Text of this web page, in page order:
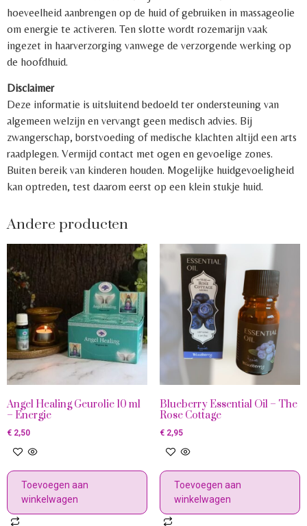
hoeveelheid aanbrengen op de huid of gebruiken in massageolie
om energie te activeren. Ten slotte wordt rozemarijn vaak
ingezet in haarverzorging vanwege de verzorgende werking op
de hoofdhuid.
Disclaimer
Deze informatie is uitsluitend bedoeld ter ondersteuning van
algemeen welzijn en vervangt geen medisch advies. Bij
zwangerschap, borstvoeding of medische klachten altijd een arts
raadplegen. Vermijd contact met ogen en gevoelige zones.
Buiten bereik van kinderen houden. Mogelijke huidgevoeligheid
kan optreden, test daarom eerst op een klein stukje huid.
Andere producten
Angel Healing Geurolie 10 ml
– Energie
€ 2,50
Toevoegen aan
winkelwagen
Blueberry Essential Oil – The
Rose Cottage
€2,95
Toevoegen aan
winkelwagen